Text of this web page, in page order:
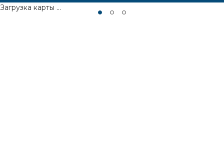
Загрузка карты ...